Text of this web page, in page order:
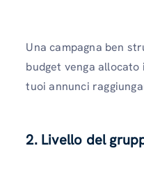
Una campagna ben
budget venga
tuoi annunci
2. Livello del